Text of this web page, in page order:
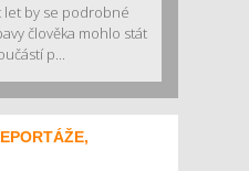
let by se podrobné
člověka mohlo stát
p...